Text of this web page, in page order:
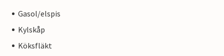
Gasol/elspis
Kylskåp
Köksfläkt